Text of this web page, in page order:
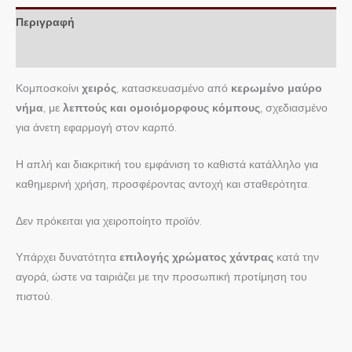
Περιγραφή
Κομποσκοίνι χειρός , κατασκευασμένο από κερωμένο μαύρο
νήμα , με λεπτούς και ομοιόμορφους κόμπους , σχεδιασμένο
για άνετη εφαρμογή στον καρπό.
Η απλή και διακριτική του εμφάνιση το καθιστά κατάλληλο για
καθημερινή χρήση, προσφέροντας αντοχή και σταθερότητα.
Δεν πρόκειται για χειροποίητο προϊόν.
Υπάρχει δυνατότητα επιλογής χρώματος χάντρας κατά την
αγορά, ώστε να ταιριάζει με την προσωπική προτίμηση του
πιστού.